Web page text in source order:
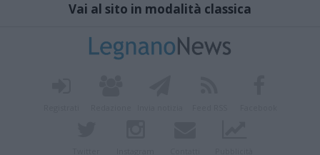
Vai al sito in modalità classica